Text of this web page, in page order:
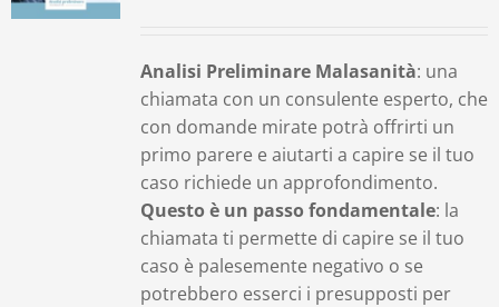
Carrello
Analisi Preliminare Malasanità: una
chiamata con un consulente esperto, che
con domande mirate potrà offrirti un
primo parere e aiutarti a capire se il tuo
caso richiede un approfondimento.
Questo è un passo fondamentale: la
chiamata ti permette di capire se il tuo
caso è palesemente negativo o se
potrebbero esserci i presupposti per